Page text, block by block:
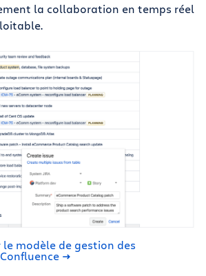
la collaboration en temps réel
le modèle de gestion des